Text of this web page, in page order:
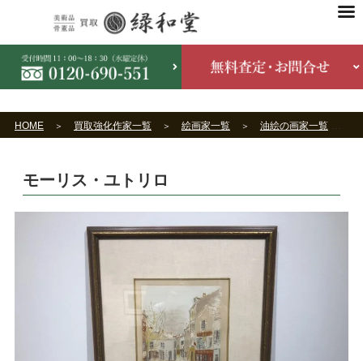
HOME 買取強化作家一覧 絵画家一覧 油絵の画家一覧
モーリス・ユトリロ